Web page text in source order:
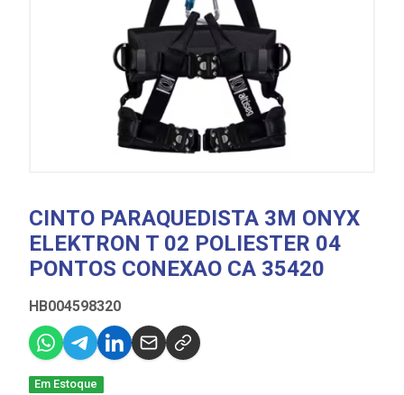
CINTO PARAQUEDISTA 3M ONYX
ELEKTRON T 02 POLIESTER 04
PONTOS CONEXAO CA 35420
HB004598320
Em Estoque